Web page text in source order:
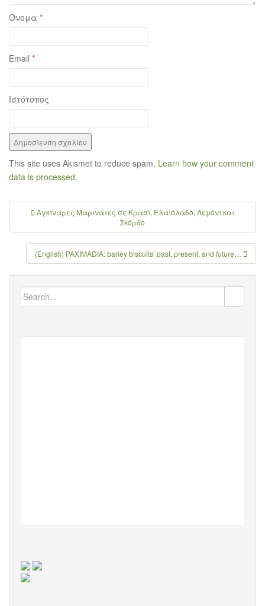
Όνομα *
Email *
Ιστότοπος
This site uses Akismet to reduce spam. Learn how your comment
data is processed.
Πλοήγηση άρθρων
Αγκινάρες Μαρινάτες σε Κρασί, Ελαιόλαδο, Λεμόνι και
Σκόρδο
(English) PAXIMADIA: barley biscuits’ past, present, and future…